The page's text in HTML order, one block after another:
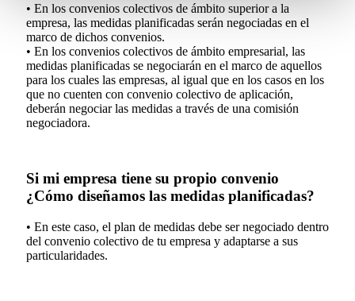
izquierda de la página.
• En los convenios colectivos de ámbito superior a la
empresa, las medidas planificadas serán negociadas en el
marco de dichos convenios.
• En los convenios colectivos de ámbito empresarial, las
medidas planificadas se negociarán en el marco de aquellos
para los cuales las empresas, al igual que en los casos en los
que no cuenten con convenio colectivo de aplicación,
deberán negociar las medidas a través de una comisión
negociadora.
Si mi empresa tiene su propio convenio
¿Cómo diseñamos las medidas planificadas?
• En este caso, el plan de medidas debe ser negociado dentro
del convenio colectivo de tu empresa y adaptarse a sus
particularidades.